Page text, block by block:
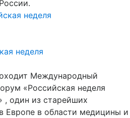
неделя
Международный
«Российская неделя
, один из старейших
Европе в области медицины и